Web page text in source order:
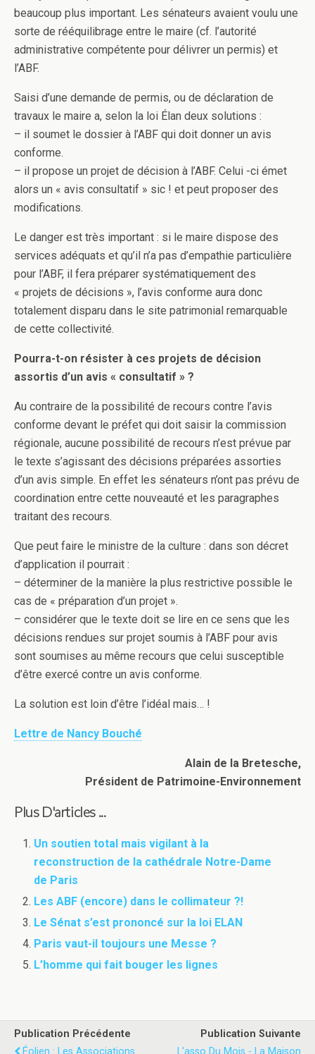
beaucoup plus important. Les sénateurs avaient voulu une
sorte de rééquilibrage entre le maire (cf. l’autorité
administrative compétente pour délivrer un permis) et
l’ABF.
Saisi d’une demande de permis, ou de déclaration de
travaux le maire a, selon la loi Élan deux solutions :
– il soumet le dossier à l’ABF qui doit donner un avis
conforme.
– il propose un projet de décision à l’ABF. Celui -ci émet
alors un « avis consultatif » sic ! et peut proposer des
modifications.
Le danger est très important : si le maire dispose des
services adéquats et qu’il n’a pas d’empathie particulière
pour l’ABF, il fera préparer systématiquement des
« projets de décisions », l’avis conforme aura donc
totalement disparu dans le site patrimonial remarquable
de cette collectivité.
Pourra-t-on résister à ces projets de décision
assortis d’un avis « consultatif » ?
Au contraire de la possibilité de recours contre l’avis
conforme devant le préfet qui doit saisir la commission
régionale, aucune possibilité de recours n’est prévue par
le texte s’agissant des décisions préparées assorties
d’un avis simple. En effet les sénateurs n’ont pas prévu de
coordination entre cette nouveauté et les paragraphes
traitant des recours.
Que peut faire le ministre de la culture : dans son décret
d’application il pourrait :
– déterminer de la manière la plus restrictive possible le
cas de « préparation d’un projet ».
– considérer que le texte doit se lire en ce sens que les
décisions rendues sur projet soumis à l’ABF pour avis
sont soumises au même recours que celui susceptible
d’être exercé contre un avis conforme.
La solution est loin d’être l’idéal mais… !
Lettre de Nancy Bouché
Alain de la Bretesche,
Président de Patrimoine-Environnement
Plus D'articles ...
Un soutien total mais vigilant à la
reconstruction de la cathédrale Notre-Dame
de Paris
Les ABF (encore) dans le collimateur ?!
Le Sénat s’est prononcé sur la loi ELAN
Paris vaut-il toujours une Messe ?
L’homme qui fait bouger les lignes
Publication Précédente
Publication Suivante